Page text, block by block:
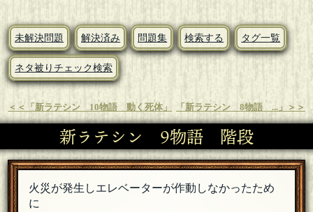
未解決問題 解決済み 問題集 検索する タグ一覧
ネタ被りチェック検索
＜＜「新ラテシン 10物語 動く死体」 「新ラテシン 8物語 ...」＞＞
新ラテシン 9物語 階段
火災が発生しエレベーターが作動しなかったため
に